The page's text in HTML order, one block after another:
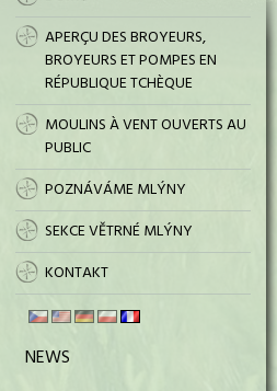
APERÇU DES BROYEURS,
BROYEURS ET POMPES EN
RÉPUBLIQUE TCHÈQUE
MOULINS À VENT OUVERTS AU
PUBLIC
POZNÁVÁME MLÝNY
SEKCE VĚTRNÉ MLÝNY
KONTAKT
NEWS